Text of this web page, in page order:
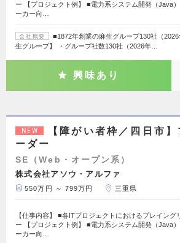
ー 【プロジェクト例】 ■電力系システム開発（Java
ーカー向…
会社概要
■1872年創業の麻生グループ130社（
生グループ】 ・グループ社数130社（2026年…
興味あり
NEW
【障がい者枠／四日市
ーダー
SE（Web・オープン系）
株式会社アソウ・アルファ
550万円 ～ 799万円 三重県
【仕事内容】 ■各ITプロジェクトにおけるプレイング
ー 【プロジェクト例】 ■電力系システム開発（Java
ーカー向…